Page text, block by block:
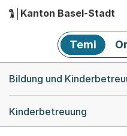
Hauptnavigation
Kanton Basel-Stadt
Temi
Bildung und
Kinderbetreuung